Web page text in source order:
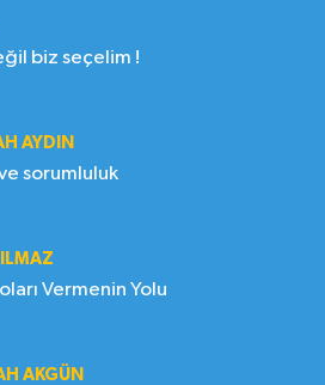
biz seçelim !
AYDIN
Gençlik ve sorumluluk
Vermenin Yolu
AKGÜN